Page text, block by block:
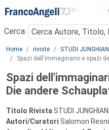
Menu
Cerca:
Main content
Home riviste STUDI JUNGHIANI
Spazi dell'immaginario e spazi
Spazi
Die andere
Titolo Rivista STUDI JUNGHIANI
Autori/Curatori Salomon